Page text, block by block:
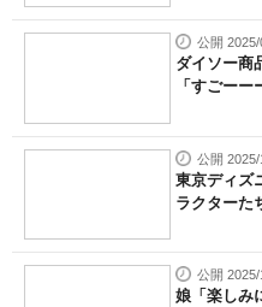
公開
ダイソー
「すごー
公開
東京ディズ
ラクターた
公開
娘「楽しみ